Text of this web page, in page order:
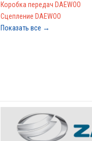
Коробка передач DAEWOO
Сцепление DAEWOO
Показать все →